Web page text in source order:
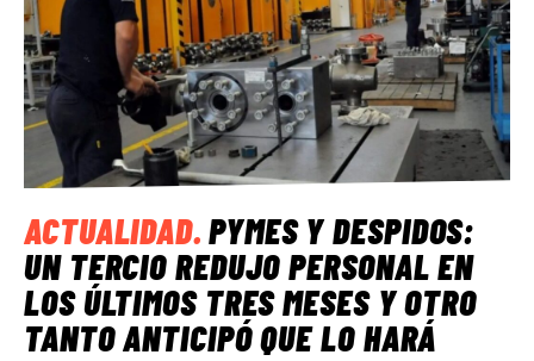
ACTUALIDAD.PYMES Y DESPIDOS:
UN TERCIO REDUJO PERSONAL EN
LOS ÚLTIMOS TRES MESES Y OTRO
TANTO ANTICIPÓ QUE LO HARÁ